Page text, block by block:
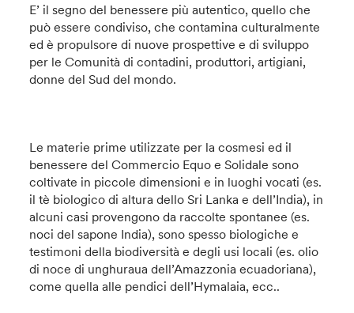
E’ il segno del benessere più autentico, quello che
può essere condiviso, che contamina culturalmente
ed è propulsore di nuove prospettive e di sviluppo
per le Comunità di contadini, produttori, artigiani,
donne del Sud del mondo.
Le materie prime utilizzate per la cosmesi ed il
benessere del Commercio Equo e Solidale sono
coltivate in piccole dimensioni e in luoghi vocati (es.
il tè biologico di altura dello Sri Lanka e dell’India), in
alcuni casi provengono da raccolte spontanee (es.
noci del sapone India), sono spesso biologiche e
testimoni della biodiversità e degli usi locali (es. olio
di noce di unghuraua dell’Amazzonia ecuadoriana),
come quella alle pendici dell’Hymalaia, ecc..